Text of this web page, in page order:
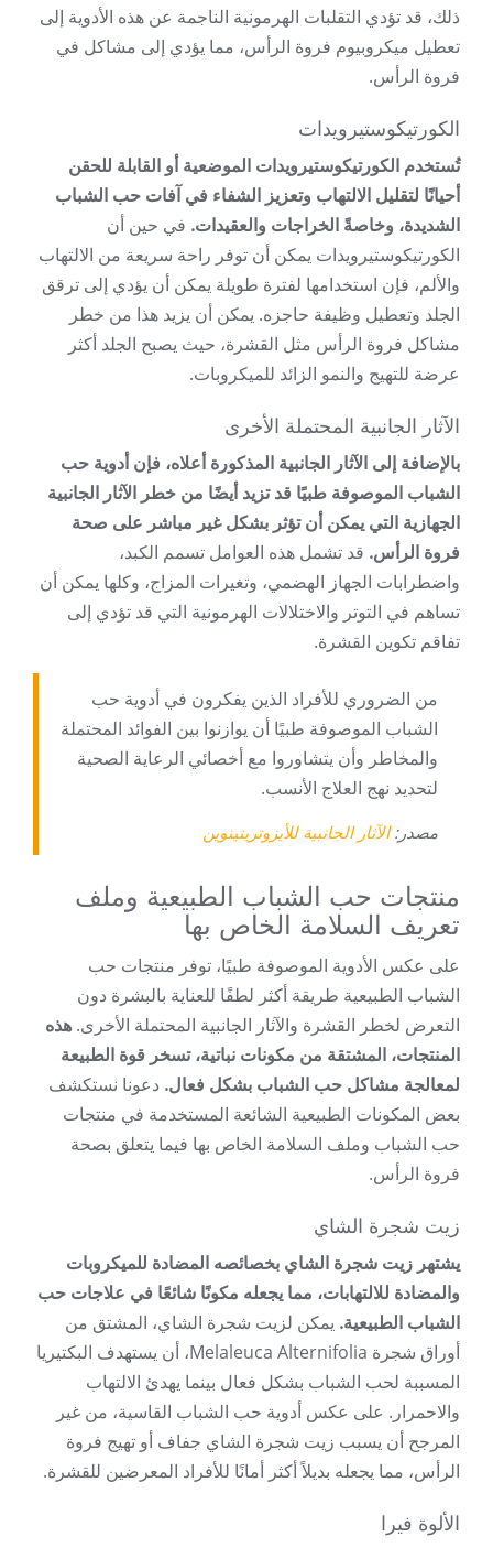
ذلك، قد تؤدي التقلبات الهرمونية الناجمة عن هذه الأدوية إلى
تعطيل ميكروبيوم فروة الرأس، مما يؤدي إلى مشاكل في
فروة الرأس.
الكورتيكوستيرويدات
تُستخدم الكورتيكوستيرويدات الموضعية أو القابلة للحقن
أحيانًا لتقليل الالتهاب وتعزيز الشفاء في آفات حب الشباب
الشديدة، وخاصةً الخراجات والعقيدات. في حين أن
الكورتيكوستيرويدات يمكن أن توفر راحة سريعة من الالتهاب
والألم، فإن استخدامها لفترة طويلة يمكن أن يؤدي إلى ترقق
الجلد وتعطيل وظيفة حاجزه. يمكن أن يزيد هذا من خطر
مشاكل فروة الرأس مثل القشرة، حيث يصبح الجلد أكثر
عرضة للتهيج والنمو الزائد للميكروبات.
الآثار الجانبية المحتملة الأخرى
بالإضافة إلى الآثار الجانبية المذكورة أعلاه، فإن أدوية حب
الشباب الموصوفة طبيًا قد تزيد أيضًا من خطر الآثار الجانبية
الجهازية التي يمكن أن تؤثر بشكل غير مباشر على صحة
فروة الرأس. قد تشمل هذه العوامل تسمم الكبد،
واضطرابات الجهاز الهضمي، وتغيرات المزاج، وكلها يمكن أن
تساهم في التوتر والاختلالات الهرمونية التي قد تؤدي إلى
تفاقم تكوين القشرة.
من الضروري للأفراد الذين يفكرون في أدوية حب
الشباب الموصوفة طبيًا أن يوازنوا بين الفوائد المحتملة
والمخاطر وأن يتشاوروا مع أخصائي الرعاية الصحية
لتحديد نهج العلاج الأنسب.
مصدر:الآثار الجانبية للأيزوتريتينوين
منتجات حب الشباب الطبيعية وملف
تعريف السلامة الخاص بها
على عكس الأدوية الموصوفة طبيًا، توفر منتجات حب
الشباب الطبيعية طريقة أكثر لطفًا للعناية بالبشرة دون
التعرض لخطر القشرة والآثار الجانبية المحتملة الأخرى. هذه
المنتجات، المشتقة من مكونات نباتية، تسخر قوة الطبيعة
لمعالجة مشاكل حب الشباب بشكل فعال. دعونا نستكشف
بعض المكونات الطبيعية الشائعة المستخدمة في منتجات
حب الشباب وملف السلامة الخاص بها فيما يتعلق بصحة
فروة الرأس.
زيت شجرة الشاي
يشتهر زيت شجرة الشاي بخصائصه المضادة للميكروبات
والمضادة للالتهابات، مما يجعله مكونًا شائعًا في علاجات حب
الشباب الطبيعية. يمكن لزيت شجرة الشاي، المشتق من
أوراق شجرة Melaleuca Alternifolia، أن يستهدف البكتيريا
المسببة لحب الشباب بشكل فعال بينما يهدئ الالتهاب
والاحمرار. على عكس أدوية حب الشباب القاسية، من غير
المرجح أن يسبب زيت شجرة الشاي جفاف أو تهيج فروة
الرأس، مما يجعله بديلاً أكثر أمانًا للأفراد المعرضين للقشرة.
الألوة فيرا